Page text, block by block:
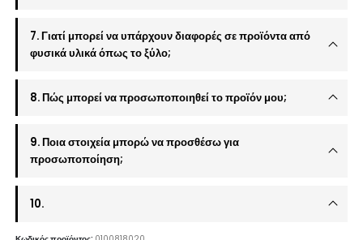
7. Γιατί μπορεί να υπάρχουν διαφορές σε προϊόντα από
φυσικά υλικά όπως το ξύλο;
8. Πώς μπορεί να προσωποποιηθεί το προϊόν μου;
9. Ποια στοιχεία μπορώ να προσθέσω για
προσωποποίηση;
10.